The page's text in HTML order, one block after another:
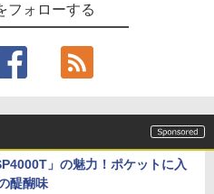
語つき [ 小学館 ]
フォローする
」の魅力！ポケットに入
醍醐味